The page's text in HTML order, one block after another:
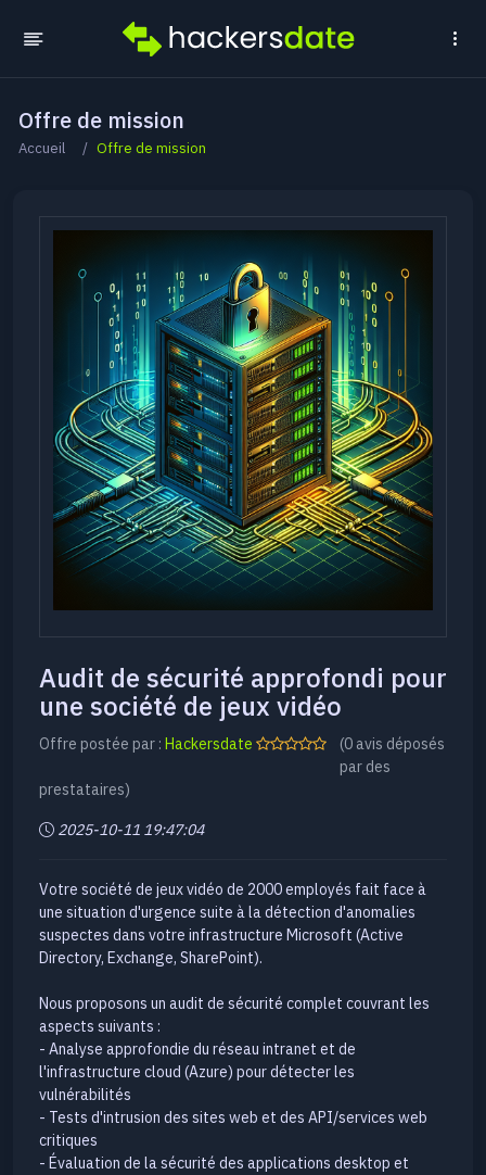
Offre de mission
Accueil Offre de mission
Audit de sécurité approfondi pour
une société de jeux vidéo
Offre postée par : Hackersdate
(0 avis déposés
par des
prestataires)
2025-10-11 19:47:04
Votre société de jeux vidéo de 2000 employés fait face à
une situation d'urgence suite à la détection d'anomalies
suspectes dans votre infrastructure Microsoft (Active
Directory, Exchange, SharePoint).
Nous proposons un audit de sécurité complet couvrant les
aspects suivants :
- Analyse approfondie du réseau intranet et de
l'infrastructure cloud (Azure) pour détecter les
vulnérabilités
- Tests d'intrusion des sites web et des API/services web
critiques
- Évaluation de la sécurité des applications desktop et